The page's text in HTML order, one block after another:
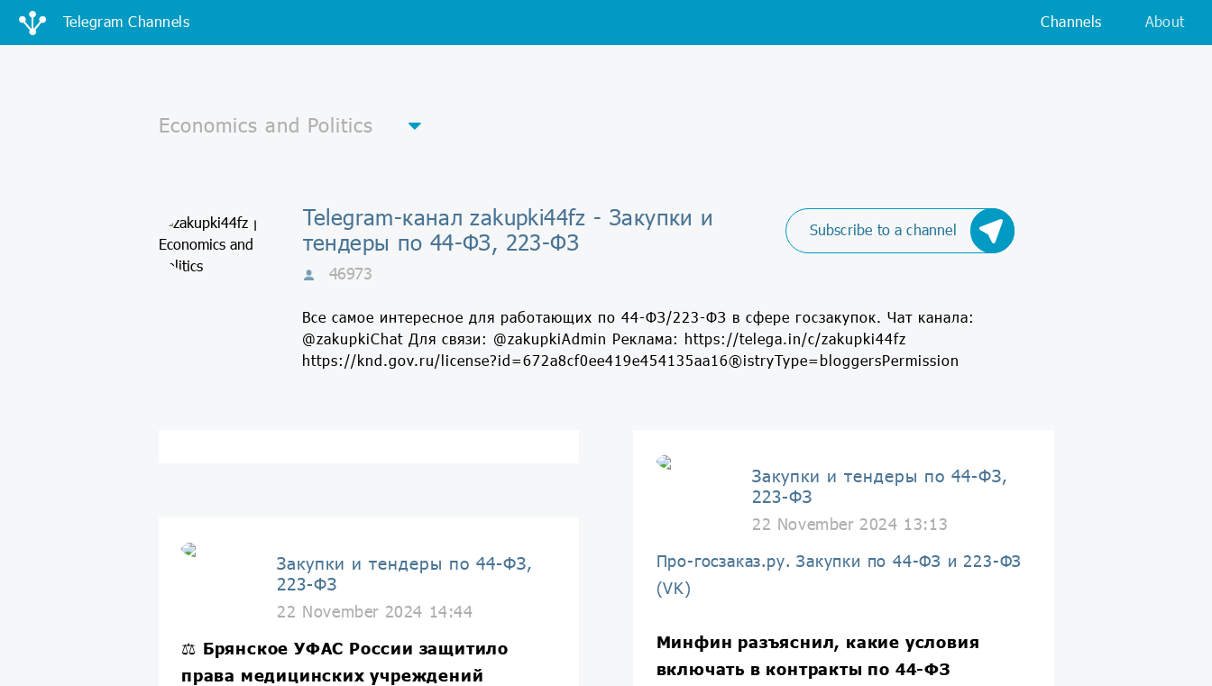
Telegram Channels Channels About
Subscribe to a channel
Telegram-канал zakupki44fz - Закупки и
тендеры по 44-ФЗ, 223-ФЗ
46973
Все самое интересное для работающих по 44-ФЗ/223-ФЗ в сфере госзакупок. Чат канала:
@zakupkiChat Для связи: @zakupkiAdmin Реклама: https://telega.in/c/zakupki44fz
https://knd.gov.ru/license?id=672a8cf0ee419e454135aa16®istryType=bloggersPermission
Закупки и тендеры по 44-ФЗ,
223-ФЗ
22 November 2024 14:44
⚖️ Брянское УФАС России защитило
права медицинских учреждений
Закупки и тендеры по 44-ФЗ,
223-ФЗ
22 November 2024 13:13
Про-госзаказ.ру. Закупки по 44-ФЗ и 223-ФЗ
(VK)
Минфин разъяснил, какие условия
включать в контракты по 44-ФЗ